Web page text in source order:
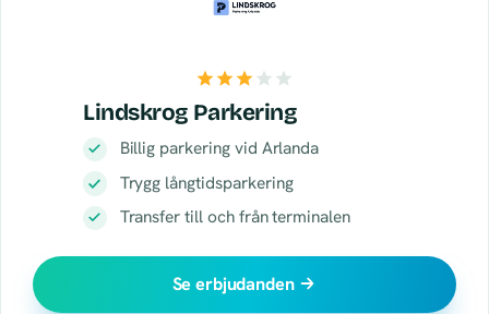
Lindskrog Parkering
Billig parkering vid Arlanda
Trygg långtidsparkering
Transfer till och från terminalen
Se erbjudanden